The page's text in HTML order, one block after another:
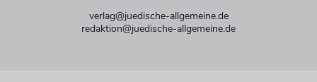
verlag@juedische-allgemeine.de
redaktion@juedische-allgemeine.de